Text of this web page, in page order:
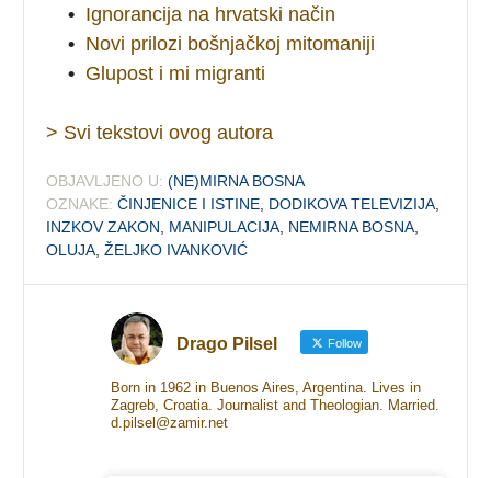
• Ignorancija na hrvatski način
• Novi prilozi bošnjačkoj mitomaniji
• Glupost i mi migranti
> Svi tekstovi ovog autora
OBJAVLJENO U: (NE)MIRNA BOSNA
OZNAKE: ČINJENICE I ISTINE DODIKOVA TELEVIZIJA
INZKOV ZAKON
MANIPULACIJA NEMIRNA BOSNA
OLUJA ,ŽELJKO IVANKOVIĆ
Drago Pilsel Follow
Born in 1962 in Buenos Aires, Argentina. Lives in
Zagreb, Croatia. Journalist and Theologian. Married.
d.pilsel@zamir.net